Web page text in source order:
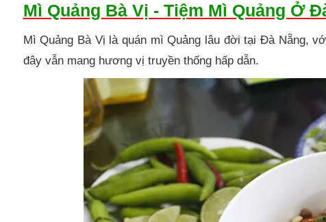
Mì Quảng Bà Vị - Tiệm Mì Quảng Ở
Mì Quảng Bà Vị là quán mì Quảng lâu đời tại Đà Nẵng,
đây vẫn mang hương vị truyền thống hấp dẫn.